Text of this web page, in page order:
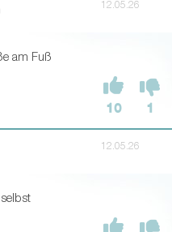
12.05.26
am Fuß
10 1
12.05.26